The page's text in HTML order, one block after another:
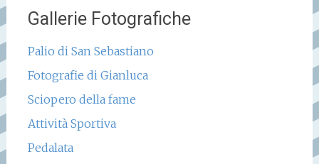
Gallerie Fotografiche
Palio di San Sebastiano
Fotografie di Gianluca
Sciopero della fame
Attività Sportiva
Pedalata